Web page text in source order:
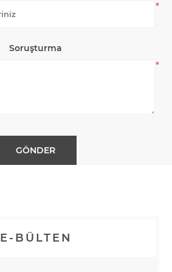
*
Soruşturma
*
E-BÜLTEN